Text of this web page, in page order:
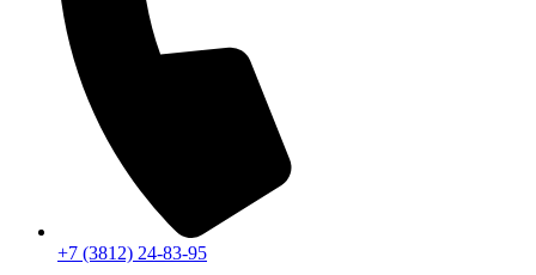
+7 (3812) 24-83-95